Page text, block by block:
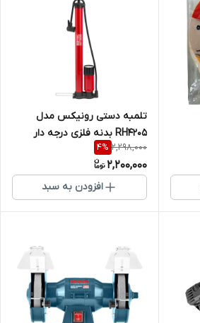
تلمبه دستی رونیکس مدل
RH4205 بدنه فلزی درجه دار
2,298,000
4%
2,200,000
افزودن به سبد